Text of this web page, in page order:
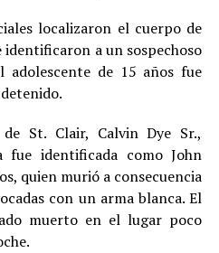
localizaron el cuerpo de
a un sospechoso
adolescente de 15 años fue
St. Clair, Calvin Dye Sr.,
identificada como John
quien murió a consecuencia
con un arma blanca. El
muerto en el lugar poco